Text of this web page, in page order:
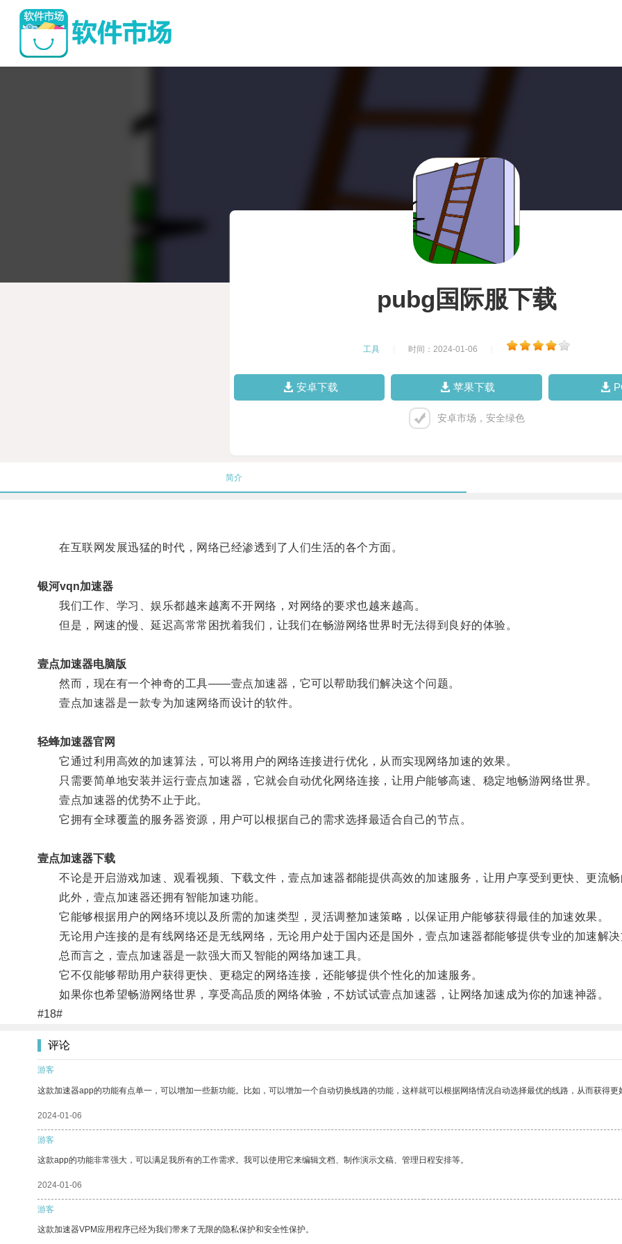
pubg国际服下载
工具 时间：2024-01-06
安卓下载 苹果下载
安卓市场，安全绿色
简介
在互联网发展迅猛的时代，网络已经渗透到了人们生活的各个方面。
银河vqn加速器
我们工作、学习、娱乐都越来越离不开网络，对网络的要求也越来越高。
但是，网速的慢、延迟高常常困扰着我们，让我们在畅游网络世界时无法得到良好的体验。
壹点加速器电脑版
然而，现在有一个神奇的工具——壹点加速器，它可以帮助我们解决这个问题。
壹点加速器是一款专为加速网络而设计的软件。
轻蜂加速器官网
它通过利用高效的加速算法，可以将用户的网络连接进行优化，从而实现网络加速的效果。
只需要简单地安装并运行壹点加速器，它就会自动优化网络连接，让用户能够高速、稳定地畅游网络世界。
壹点加速器的优势不止于此。
它拥有全球覆盖的服务器资源，用户可以根据自己的需求选择最适合自己的节点。
壹点加速器下载
不论是开启游戏加速、观看视频、下载文件，壹点加速器都能提供高效的加速服务，让用户享受到更快、更流畅
此外，壹点加速器还拥有智能加速功能。
它能够根据用户的网络环境以及所需的加速类型，灵活调整加速策略，以保证用户能够获得最佳的加速效果。
无论用户连接的是有线网络还是无线网络，无论用户处于国内还是国外，壹点加速器都能够提供专业的加速解决
总而言之，壹点加速器是一款强大而又智能的网络加速工具。
它不仅能够帮助用户获得更快、更稳定的网络连接，还能够提供个性化的加速服务。
如果你也希望畅游网络世界，享受高品质的网络体验，不妨试试壹点加速器，让网络加速成为你的加速神器。
#18#
评论
游客
这款加速器app的功能有点单一，可以增加一些新功能。比如，可以增加一个自动切换线路的功能，这样就可以根据网络情况自动选择最优的线路，从而获得更
2024-01-06
游客
这款app的功能非常强大，可以满足我所有的工作需求。我可以使用它来编辑文档、制作演示文稿、管理日程安排等。
2024-01-06
游客
这款加速器VPM应用程序已经为我们带来了无限的隐私保护和安全性保护。